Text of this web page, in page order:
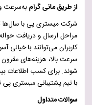
از طریق مانی گرام به‌سرعت
شرکت میستری پی با سال‌ها
مراحل ارسال و دریافت
کاربران می‌توانند با خیالی
سرعت بالا، هزینه‌های
شوند. برای کسب اطلاعات
با تیم پشتیبانی میستری
سوالات متداول